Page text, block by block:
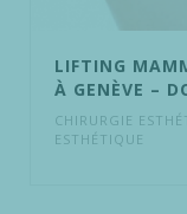
LIFTING
À GENÈVE –
CHIRURGIE
ESTHÉTIQUE